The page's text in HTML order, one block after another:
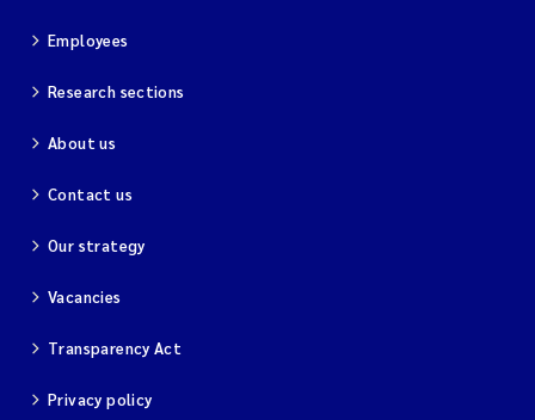
Employees
Research sections
About us
Contact us
Our strategy
Vacancies
Transparency Act
Privacy policy